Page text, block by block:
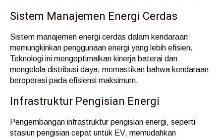
Sistem Manajemen Energi Cerdas
Sistem manajemen energi cerdas dalam kendaraan
memungkinkan penggunaan energi yang lebih efisien.
Teknologi ini mengoptimalkan kinerja baterai dan
mengelola distribusi daya, memastikan bahwa kendaraan
beroperasi pada efisiensi maksimum.
Infrastruktur Pengisian Energi
Pengembangan infrastruktur pengisian energi, seperti
stasiun pengisian cepat untuk EV, memudahkan